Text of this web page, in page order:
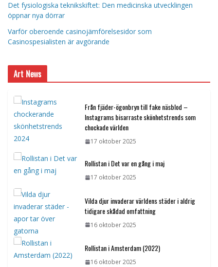
Det fysiologiska teknikskiftet: Den medicinska utvecklingen
öppnar nya dörrar
Varför oberoende casinojämförelsesidor som
Casinospesialisten är avgörande
Art News
Från fjäder-ögonbryn till fake näsblod –
Instagrams bisarraste skönhetstrends som
chockade världen
17 oktober 2025
Rollistan i Det var en gång i maj
17 oktober 2025
Vilda djur invaderar världens städer i aldrig
tidigare skådad omfattning
16 oktober 2025
Rollistan i Amsterdam (2022)
16 oktober 2025